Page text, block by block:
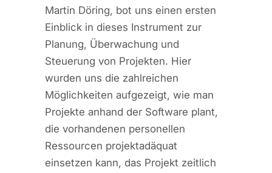
Martin Döring, bot uns einen ersten
Einblick in dieses Instrument zur
Planung, Überwachung und
Steuerung von Projekten. Hier
wurden uns die zahlreichen
Möglichkeiten aufgezeigt, wie man
Projekte anhand der Software plant,
die vorhandenen personellen
Ressourcen projektadäquat
einsetzen kann, das Projekt zeitlich